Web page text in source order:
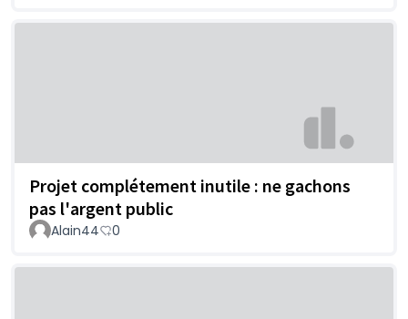
Projet complétement inutile : ne gachons
pas l'argent public
Alain44 0